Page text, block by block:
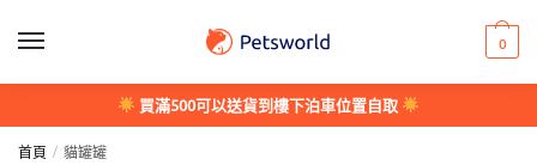
0
買滿500可以送貨到樓下泊車位置自取
首頁 / 貓罐罐